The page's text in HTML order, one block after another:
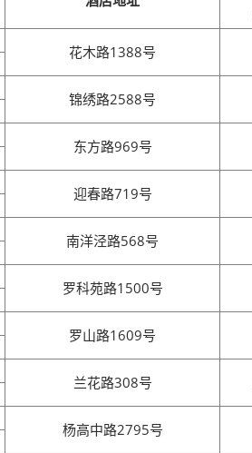
花木路1388号
锦绣路2588号
东方路969号
迎春路719号
南洋泾路568号
罗科苑路1500号
罗山路1609号
兰花路308号
杨高中路2795号